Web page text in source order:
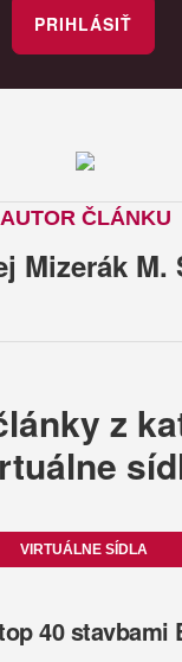
AUTOR ČLÁNKU
Mizerák M.
z
VIRTUÁLNE SÍDLA
40 stavbami